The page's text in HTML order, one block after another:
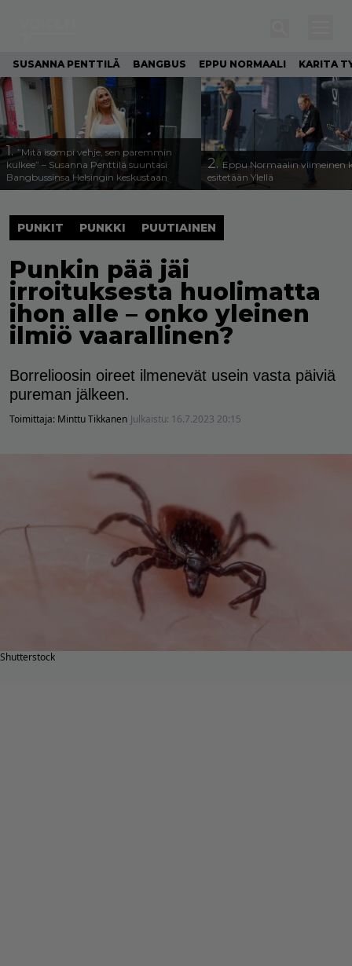
SUSANNA PENTTILÄ BANGBUS EPPU NORMAALI KARITA
1.”Mitä isompi vehje, sen paremmin
kulkee” – Susanna Penttilä suuntasi
Bangbussinsa Helsingin keskustaan
2. Eppu Normaalin viimeinen
esitetään Ylellä
PUNKIT PUNKKI PUUTIAINEN
Punkin pää jäi
irroituksesta huolimatta
ihon alle – onko yleinen
ilmiö vaarallinen?
Borrelioosin oireet ilmenevät usein vasta päiviä
pureman jälkeen.
Toimittaja: Minttu Tikkanen Julkaistu: 16.7.2023 20:15
Shutterstock